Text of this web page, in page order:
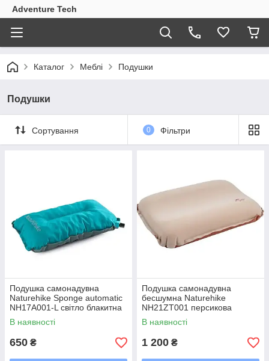
Adventure Tech
Каталог Меблі Подушки
Подушки
Сортування 0 Фільтри
Подушка самонадувна
Naturehike Sponge automatic
NH17A001-L світло блакитна
В наявності
650 ₴
Подушка самонадувна
бесшумна Naturehike
NH21ZT001 персикова
В наявності
1 200 ₴